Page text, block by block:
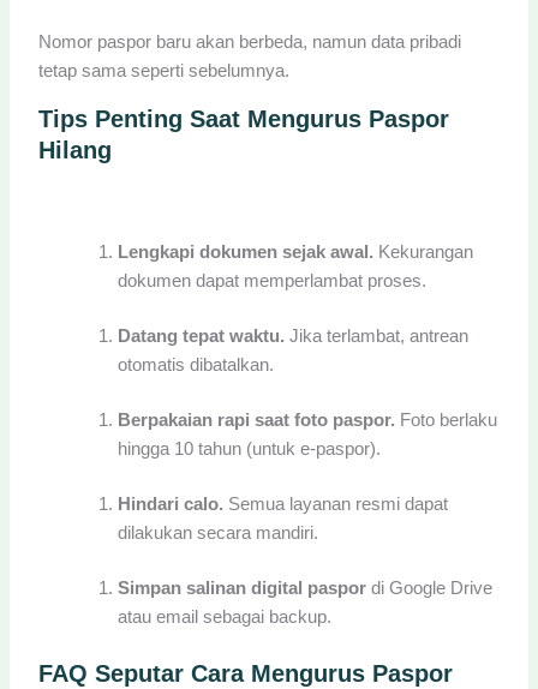
Nomor paspor baru akan berbeda, namun data pribadi
tetap sama seperti sebelumnya.
Tips Penting Saat Mengurus Paspor
Hilang
Lengkapi dokumen sejak awal. Kekurangan
dokumen dapat memperlambat proses.
Datang tepat waktu. Jika terlambat, antrean
otomatis dibatalkan.
Berpakaian rapi saat foto paspor. Foto berlaku
hingga 10 tahun (untuk e-paspor).
Hindari calo. Semua layanan resmi dapat
dilakukan secara mandiri.
Simpan salinan digital paspor di Google Drive
atau email sebagai backup.
FAQ Seputar Cara Mengurus Paspor